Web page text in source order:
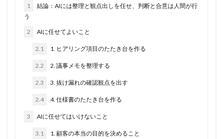
1
結論：AIには整理と観点出しを任せ、判断と合意は人間が行
う
2 AIに任せてよいこと
2.1 1. ヒアリング項目のたたき台を作る
2.2 2. 議事メモを整理する
2.3 3. 抜け漏れの確認観点を出す
2.4 4. 仕様書のたたき台を作る
3 AIに任せてはいけないこと
3.1 1. 顧客の本当の目的を決めること